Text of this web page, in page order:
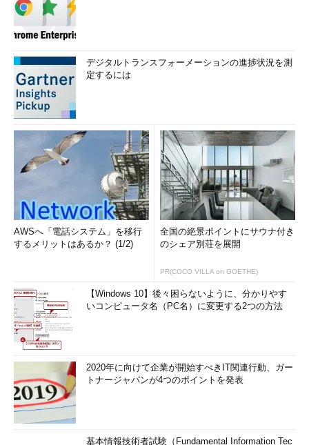
デジタルトランスフォーメーションの進捗状況を測
定するには
AWSへ「電話システム」を移行
するメリットはあるか？ (1/2)
全国の絶景ポイントにサウナ付き
のシェア別荘を展開
PR(COCO VILLA on GOETHE)
【Windows 10】後々困らないように、分かりやす
いコンピュータ名（PC名）に変更する2つの方法
2020年に向けて企業が開始すべきIT関連行動、ガー
トナージャパンが4つのポイントを発表
基本情報技術者試験（Fundamental Information Tec